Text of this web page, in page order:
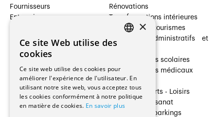
Fournisseurs
Entreprises
Architectes paysagistes
Architectes d'intérieur
Entreprises générales
Ingénieurs et mandataires
Fabricants / Fournisseurs
Rénovations
Transformations intérieures
Hôtelleries et tourismes
Bâtiments administratifs et
Établissements scolaires
Établissements médicaux
Villas
Cultures - Sports - Loisirs
Industrie - Artisanat
Transports et parkings
×
Ce site Web utilise des
cookies
Ce site web utilise des cookies pour
améliorer l'expérience de l'utilisateur. En
utilisant notre site web, vous acceptez tous
les cookies conformément à notre politique
en matière de cookies. En savoir plus